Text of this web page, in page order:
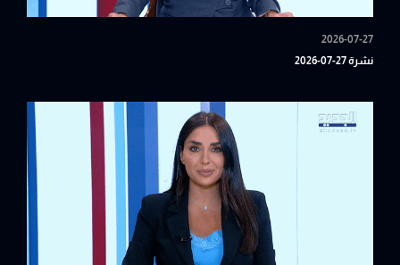
2026-07-27
نشرة 27-07-2026